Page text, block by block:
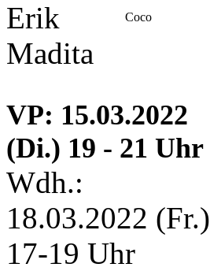
Erik Coco
Madita
VP: 15.03.2022
(Di.) 19 - 21 Uhr
Wdh.:
18.03.2022 (Fr.)
17-19 Uhr